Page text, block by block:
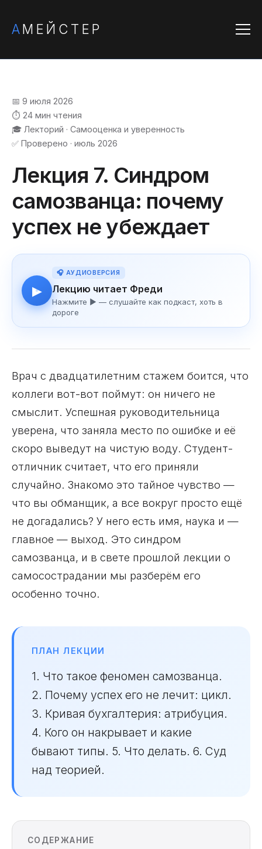
АМЕЙСТЕР
📅 9 июля 2026
⏱️ 24 мин чтения
🎓 Лекторий · Самооценка и уверенность
✅ Проверено · июль 2026
Лекция 7. Синдром
самозванца: почему
успех не убеждает
▶
🎧 АУДИОВЕРСИЯ
Лекцию читает Фреди
Нажмите ▶ — слушайте как подкаст, хоть в
дороге
Врач с двадцатилетним стажем боится, что
коллеги вот-вот поймут: он ничего не
смыслит. Успешная руководительница
уверена, что заняла место по ошибке и её
скоро выведут на чистую воду. Студент-
отличник считает, что его приняли
случайно. Знакомо это тайное чувство —
что вы обманщик, а все вокруг просто ещё
не догадались? У него есть имя, наука и —
главное — выход. Это синдром
самозванца, и в свете прошлой лекции о
самосострадании мы разберём его
особенно точно.
ПЛАН ЛЕКЦИИ
1. Что такое феномен самозванца.
2. Почему успех его не лечит: цикл.
3. Кривая бухгалтерия: атрибуция.
4. Кого он накрывает и какие
бывают типы. 5. Что делать. 6. Суд
над теорией.
СОДЕРЖАНИЕ